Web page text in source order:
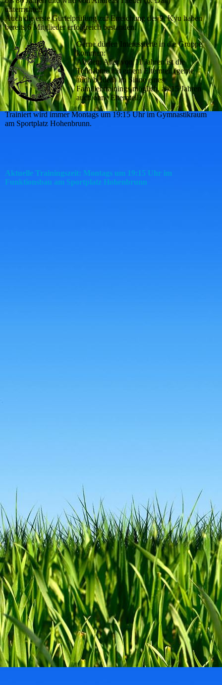
unterrichtet.
Auch die erste Gürtelprüfung zur Erreichung des 9. Kyu haben
bereits 6 Mitglieder erfolgreich bestanden.
Gerne dürfen Interessierte in die Gruppe
kommen:
Ab dem Alter von 11 Jahren ist die
Teilnahme mit einem Elternteil (gerne
auch beiden) im Sinne eines
Familientrainings möglich, ab 15 Jahren
auch ohne Elternteil.
Trainiert wird immer Montags um 19:15 Uhr im Gymnastikraum
am Sportplatz Hohenbrunn.
Aktuelle Trainingszeit: Montags um 19:15 Uhr im
Funktionsbau am Sportplatz Hohenbrunn